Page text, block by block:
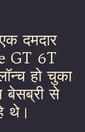
दमदार
GT 6T
हो चुका
बेसब्री से
थे।